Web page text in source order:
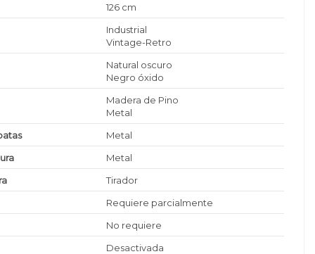
126 cm
Industrial
Vintage-Retro
Natural oscuro
Negro óxido
Madera de Pino
Metal
Metal
Metal
Tirador
Requiere parcialmente
No requiere
Desactivada